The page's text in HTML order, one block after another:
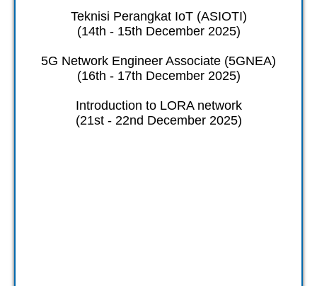
Teknisi Perangkat IoT (ASIOTI)
(14th - 15th December 2025)
5G Network Engineer Associate (5GNEA)
(16th - 17th December 2025)
Introduction to LORA network
(21st - 22nd December 2025)